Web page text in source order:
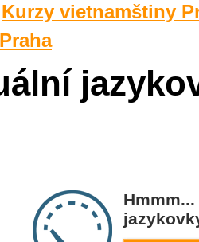
Kurzy vietnamštiny